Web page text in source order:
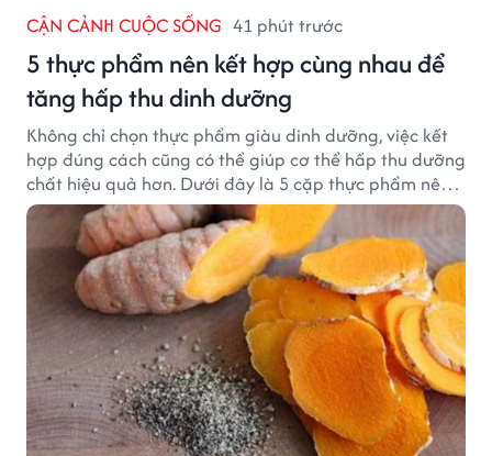
CẬN CẢNH CUỘC SỐNG 41 phút trước
5 thực phẩm nên kết hợp cùng nhau để
tăng hấp thu dinh dưỡng
Không chỉ chọn thực phẩm giàu dinh dưỡng, việc kết
hợp đúng cách cũng có thể giúp cơ thể hấp thu dưỡng
chất hiệu quả hơn. Dưới đây là 5 cặp thực phẩm nên
ăn cùng nhau để tối ưu giá trị dinh dưỡng.